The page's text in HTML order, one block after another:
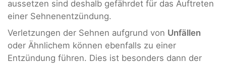
aussetzen sind deshalb gefährdet für das Auftreten
einer Sehnenentzündung.
Verletzungen der Sehnen aufgrund von Unfällen
oder Ähnlichem können ebenfalls zu einer
Entzündung führen. Dies ist besonders dann der